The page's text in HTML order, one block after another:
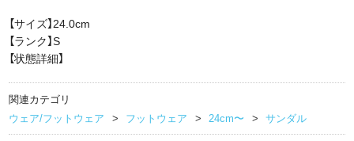
【サイズ】24.0cm
【ランク】S
【状態詳細】
関連カテゴリ
ウェア/フットウェア
フットウェア 24cm〜 サンダル